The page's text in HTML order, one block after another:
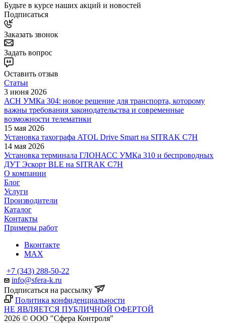
Будьте в курсе наших акций и новостей
Подписаться
Заказать звонок
Задать вопрос
Оставить отзыв
Статьи
3 июня 2026
АСН УМКа 304: новое решение для транспорта, которому
важны требования законодательства и современные
возможности телематики
15 мая 2026
Установка тахографа ATOL Drive Smart на SITRAK C7H
14 мая 2026
Установка терминала ГЛОНАСС УМКа 310 и беспроводных
ДУТ Эскорт BLE на SITRAK C7H
О компании
Блог
Услуги
Производители
Каталог
Контакты
Примеры работ
Вконтакте
MAX
+7 (343) 288-50-22
info@sfera-k.ru
Подписаться на рассылку
Политика конфиденциальности
НЕ ЯВЛЯЕТСЯ ПУБЛИЧНОЙ ОФЕРТОЙ
2026 © ООО "Сфера Контроля"